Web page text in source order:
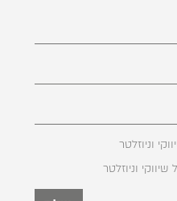
וניוזלטר
וניוזלטר